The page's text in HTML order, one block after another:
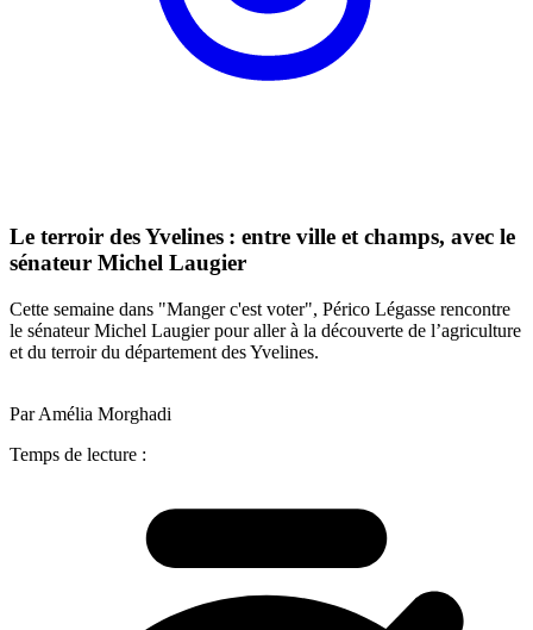
Le terroir des Yvelines : entre ville et champs, avec le
sénateur Michel Laugier
Cette semaine dans "Manger c'est voter", Périco Légasse rencontre
le sénateur Michel Laugier pour aller à la découverte de l’agriculture
et du terroir du département des Yvelines.
Par Amélia Morghadi
Temps de lecture :